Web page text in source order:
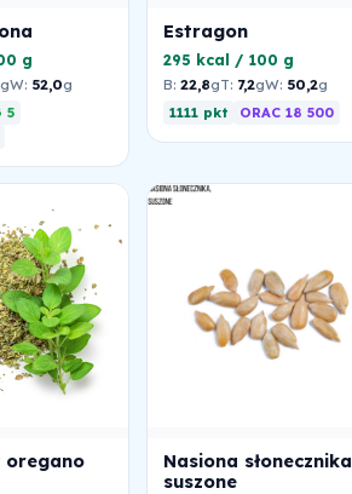
g
gW: 52,0g
5
Estragon
295 kcal / 100 g
B:22,8gT: 7,2gW: 50,2g
1111 pkt ORAC 18 500
oregano
Nasiona słonecznika
suszone